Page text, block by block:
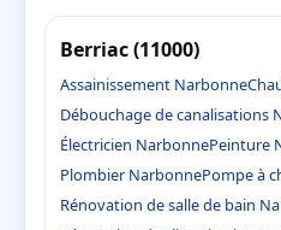
Berriac (11000)
Assainissement Narbonne
Débouchage de canalisations
Électricien NarbonnePeinture
Plombier NarbonnePompe à
Rénovation de salle de bain